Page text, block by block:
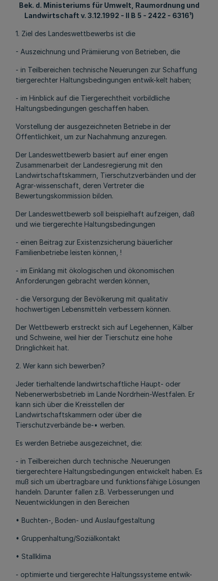
Bek. d. Ministeriums für Umwelt, Raumordnung und
Landwirtschaft v. 3.12.1992 - II B 5 - 2422 - 6316¹)
1. Ziel des Landeswettbewerbs ist die
- Auszeichnung und Prämiierung von Betrieben, die
- in Teilbereichen technische Neuerungen zur Schaffung
tiergerechter Haltungsbedingungen entwik-kelt haben;
- im Hinblick auf die Tiergerechtheit vorbildliche
Haltungsbedingungen geschaffen haben.
Vorstellung der ausgezeichneten Betriebe in der
Öffentlichkeit, um zur Nachahmung anzuregen.
Der Landeswettbewerb basiert auf einer engen
Zusammenarbeit der Landesregierung mit den
Landwirtschaftskammern, Tierschutzverbänden und der
Agrar-wissenschaft, deren Vertreter die
Bewertungskommission bilden.
Der Landeswettbewerb soll beispielhaft aufzeigen, daß
und wie tiergerechte Haltungsbedingungen
- einen Beitrag zur Existenzsicherung bäuerlicher
Familienbetriebe leisten können, !
- im Einklang mit ökologischen und ökonomischen
Anforderungen gebracht werden können,
- die Versorgung der Bevölkerung mit qualitativ
hochwertigen Lebensmitteln verbessern können.
Der Wettbewerb erstreckt sich auf Legehennen, Kälber
und Schweine, weil hier der Tierschutz eine hohe
Dringlichkeit hat.
2. Wer kann sich bewerben?
Jeder tierhaltende landwirtschaftliche Haupt- oder
Nebenerwerbsbetrieb im Lande Nordrhein-Westfalen. Er
kann sich über die Kreisstellen der
Landwirtschaftskammern oder über die
Tierschutzverbände be-• werben.
Es werden Betriebe ausgezeichnet, die:
- in Teilbereichen durch technische .Neuerungen
tiergerechtere Haltungsbedingungen entwickelt haben. Es
muß sich um übertragbare und funktionsfähige Lösungen
handeln. Darunter fallen z.B. Verbesserungen und
Neuentwicklungen in den Bereichen
• Buchten-, Boden- und Auslaufgestaltung
• Gruppenhaltung/Soziälkontakt
• Stallklima
- optimierte und tiergerechte Haltungssysteme entwik-